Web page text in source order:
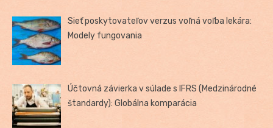
Sieť poskytovateľov verzus voľná voľba lekára:
Modely fungovania
Účtovná závierka v súlade s IFRS (Medzinárodné
štandardy): Globálna komparácia